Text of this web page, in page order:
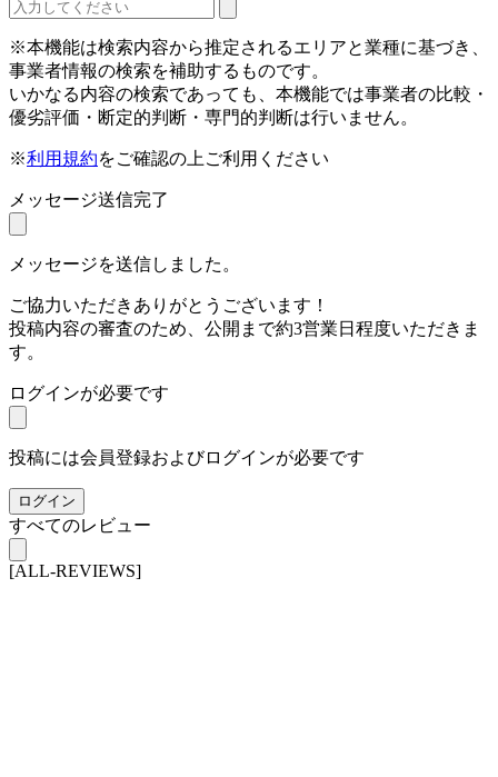
※本機能は検索内容から推定されるエリアと業種に基づき、
事業者情報の検索を補助するものです。
いかなる内容の検索であっても、本機能では事業者の比較・
優劣評価・断定的判断・専門的判断は行いません。
※利用規約をご確認の上ご利用ください
メッセージ送信完了
メッセージを送信しました。
ご協力いただきありがとうございます！
投稿内容の審査のため、公開まで約3営業日程度いただきま
す。
ログインが必要です
投稿には会員登録およびログインが必要です
ログイン
すべてのレビュー
[ALL-REVIEWS]